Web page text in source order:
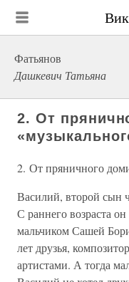
Фатьянов
Дашкевич Татьяна
2. От
2. От пряничного
Василий, второй сын
С раннего возраста
мальчиком Сашей
лет друзья,
артистами. А тогда